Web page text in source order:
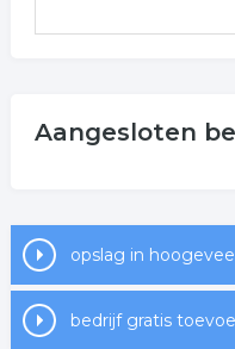
Aangesloten
opslag in
bedrijf gratis